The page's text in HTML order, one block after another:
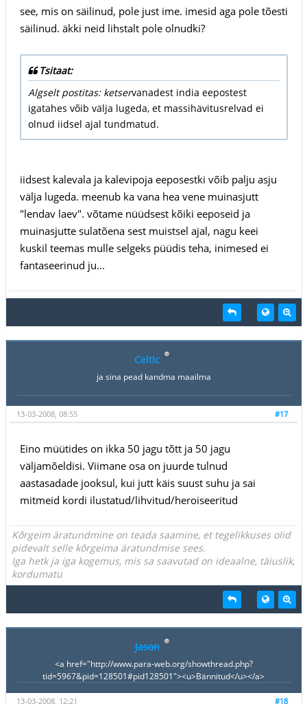
see, mis on säilinud, pole just ime. imesid aga pole tõesti
säilinud. äkki neid lihstalt pole olnudki?
Tsitaat:
Algselt postitas: ketservanadest india eepostest
igatahes võib välja lugeda, et massihävitusrelvad ei
olnud iidsel ajal tundmatud.
iidsest kalevala ja kalevipoja eeposestki võib palju asju
välja lugeda. meenub ka vana hea vene muinasjutt
"lendav laev". võtame nüüdsest kõiki eeposeid ja
muinasjutte sulatõena sest muistsel ajal, nagu keei
kuskil teemas mulle selgeks püüdis teha, inimesed ei
fantaseerinud ju...
Celtic
ja sina pead kandma maailma
#17
13-03-2008, 08:55
Eino müütides on ikka 50 jagu tõtt ja 50 jagu
väljamõeldisi. Viimane osa on juurde tulnud
aastasadade jooksul, kui jutt käis suust suhu ja sai
mitmeid kordi ilustatud/lihvitud/heroiseeritud
Kõrgeim äratundmine on teada saamine, et tegelikkuses olid
pidevalt selle kõrgeima äratundmise sees.
Iga hetk ja iga kogemus, mis sa saavutad on ideaalne, täiuslik,
kordumatu
Jason
<a href="http://www.para-web.org/showthread.php?
tid=5967&pid=128501#pid128501"><u>Bännitud</u></a>
#18
13-03-2008, 12:21